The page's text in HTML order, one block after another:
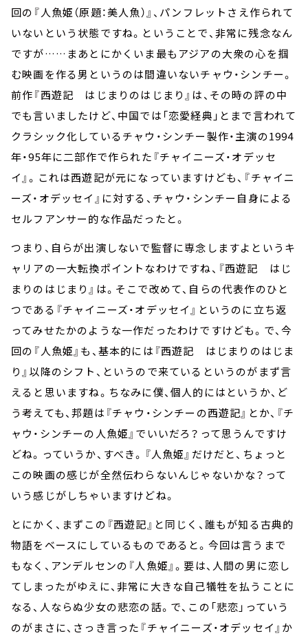
回の『人魚姫（原題：美人魚）』、パンフレットさえ作られて
いないという状態ですね。ということで、非常に残念なん
ですが……まあとにかくいま最もアジアの大衆の心を掴
む映画を作る男というのは間違いないチャウ・シンチー。
前作『西遊記 はじまりのはじまり』は、その時の評の中
でも言いましたけど、中国では「恋愛経典」とまで言われて
クラシック化しているチャウ・シンチー製作・主演の1994
年・95年に二部作で作られた『チャイニーズ・オデッセ
イ』。これは西遊記が元になっていますけども、『チャイニ
ーズ・オデッセイ』に対する、チャウ・シンチー自身による
セルフアンサー的な作品だったと。
つまり、自らが出演しないで監督に専念しますよというキ
ャリアの一大転換ポイントなわけですね、『西遊記 はじ
まりのはじまり』は。そこで改めて、自らの代表作のひと
つである『チャイニーズ・オデッセイ』というのに立ち返
ってみせたかのような一作だったわけですけども。で、今
回の『人魚姫』も、基本的には『西遊記 はじまりのはじま
り』以降のシフト、というので来ているというのがまず言
えると思いますね。ちなみに僕、個人的にはというか、ど
う考えても、邦題は『チャウ・シンチーの西遊記』とか、『チ
ャウ・シンチーの人魚姫』でいいだろ？って思うんですけ
どね。っていうか、すべき。『人魚姫』だけだと、ちょっと
この映画の感じが全然伝わらないんじゃないかな？って
いう感じがしちゃいますけどね。
とにかく、まずこの『西遊記』と同じく、誰もが知る古典的
物語をベースにしているものであると。今回は言うまで
もなく、アンデルセンの『人魚姫』。要は、人間の男に恋し
てしまったがゆえに、非常に大きな自己犠牲を払うことに
なる、人ならぬ少女の悲恋の話。で、この「悲恋」っていう
のがまさに、さっき言った『チャイニーズ・オデッセイ』か